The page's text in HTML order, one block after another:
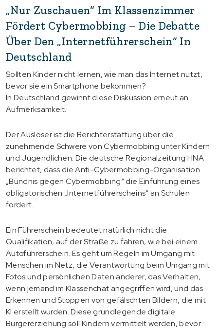
„Nur Zuschauen“ Im Klassenzimmer
Fördert Cybermobbing – Die Debatte
Über Den „Internetführerschein“ In
Deutschland
Sollten Kinder nicht lernen, wie man das Internet nutzt,
bevor sie ein Smartphone bekommen?
In Deutschland gewinnt diese Diskussion erneut an
Aufmerksamkeit.
Der Auslöser ist die Berichterstattung über die
zunehmende Schwere von Cybermobbing unter Kindern
und Jugendlichen. Die deutsche Regionalzeitung HNA
berichtet, dass die Anti-Cybermobbing-Organisation
„Bündnis gegen Cybermobbing“ die Einführung eines
obligatorischen „Internetführerscheins“ an Schulen
fordert.
Ein Führerschein bedeutet natürlich nicht die
Qualifikation, auf der Straße zu fahren, wie bei einem
Autoführerschein. Es geht um Regeln im Umgang mit
Menschen im Netz, die Verantwortung beim Umgang mit
Fotos und persönlichen Daten anderer, das Verhalten,
wenn jemand im Klassenchat angegriffen wird, und das
Erkennen und Stoppen von gefälschten Bildern, die mit
KI erstellt wurden. Diese grundlegende digitale
Bürgererziehung soll Kindern vermittelt werden, bevor